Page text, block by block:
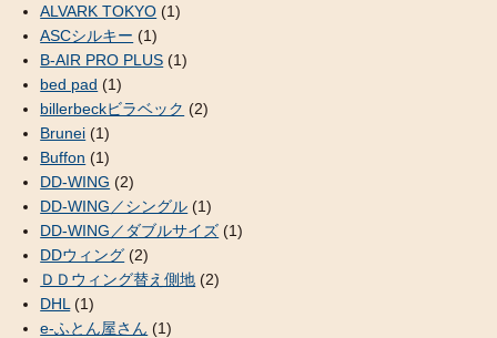
ALVARK TOKYO (1)
ASCシルキー (1)
B-AIR PRO PLUS (1)
bed pad (1)
billerbeckビラベック (2)
Brunei (1)
Buffon (1)
DD-WING (2)
DD-WING／シングル (1)
DD-WING／ダブルサイズ (1)
DDウィング (2)
ＤＤウィング替え側地 (2)
DHL (1)
e-ふとん屋さん (1)